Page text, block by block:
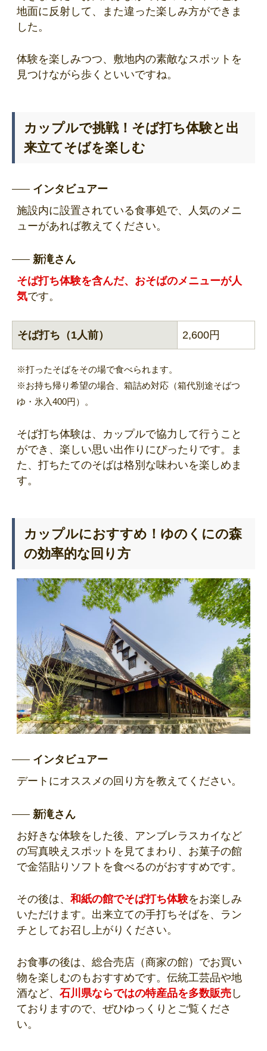
地面に反射して、また違った楽しみ方ができま
した。
体験を楽しみつつ、敷地内の素敵なスポットを
見つけながら歩くといいですね。
カップルで挑戦！そば打ち体験と出
来立てそばを楽しむ
インタビュアー
施設内に設置されている食事処で、人気のメニ
ューがあれば教えてください。
新滝さん
そば打ち体験を含んだ、おそばのメニューが人
気です。
そば打ち（1人前） 2,600円
※打ったそばをその場で食べられます。
※お持ち帰り希望の場合、箱詰め対応（箱代別途そばつ
ゆ・氷入400円）。
そば打ち体験は、カップルで協力して行うこと
ができ、楽しい思い出作りにぴったりです。ま
た、打ちたてのそばは格別な味わいを楽しめま
す。
カップルにおすすめ！ゆのくにの森
の効率的な回り方
インタビュアー
デートにオススメの回り方を教えてください。
新滝さん
お好きな体験を した後、 アンブレラスカイなど
の写真映えスポットを見てまわり 、お菓子の館
で金箔貼りソフトを食べるのがおすすめです。
その後は、 和紙の館でそば打ち体験をお楽しみ
いただけます。出来立ての手打ちそばを、ラン
チとしてお召し上がりください。
お食事の後は、総合売店（商家の館）でお買い
物を楽しむのもおすすめです。伝統工芸品や地
酒など、 石川県ならではの特産品を多数販売 し
ておりますので、ぜひゆっくりとご覧くださ
い。